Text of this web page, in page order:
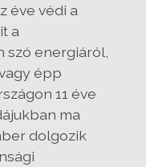
éve védi a
a
energiáról,
épp
11 éve
ma
dolgozik